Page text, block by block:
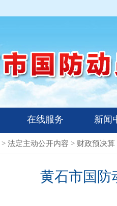
在线服务 新闻
> 法定主动公开内容 > 财政预决算
黄石市国防